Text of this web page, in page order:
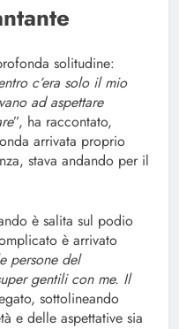
solitudine:
c’era solo il mio
ad aspettare
”, ha raccontato,
arrivata proprio
stava andando per il
è salita sul podio
è arrivato
persone del
gentili con me. Il
sottolineando
e delle aspettative sia